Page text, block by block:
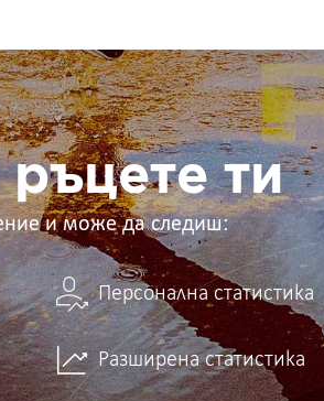
ръцете ти
и може да следиш:
Персонална статистика
Разширена статистика